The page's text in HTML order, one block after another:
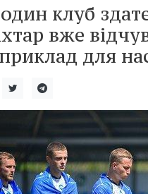
клуб
вже
для